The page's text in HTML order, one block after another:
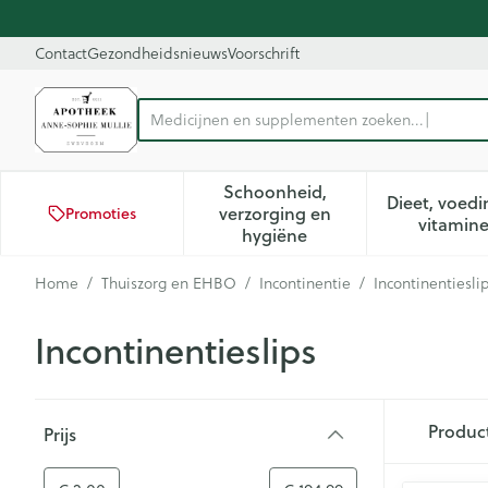
ContactGezondheidsnieuwsVoorschrift
Product, merk, categorie...
Promoties
Schoonheid,
verzorging en
hygiëneToon submenu voor
Dieet,
Home / Thuiszorg en EHBO / Incontinentie /
Incontinentieslips
Prijs